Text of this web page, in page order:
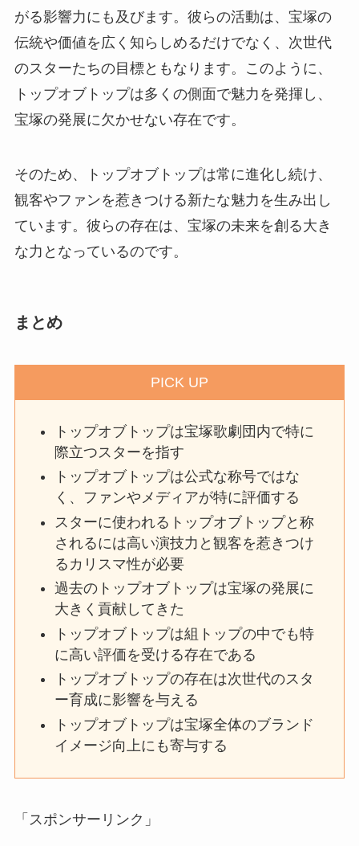
がる影響力にも及びます。彼らの活動は、宝塚の
伝統や価値を広く知らしめるだけでなく、次世代
のスターたちの目標ともなります。このように、
トップオブトップは多くの側面で魅力を発揮し、
宝塚の発展に欠かせない存在です。
そのため、トップオブトップは常に進化し続け、
観客やファンを惹きつける新たな魅力を生み出し
ています。彼らの存在は、宝塚の未来を創る大き
な力となっているのです。
まとめ
PICK UP
トップオブトップは宝塚歌劇団内で特に
際立つスターを指す
トップオブトップは公式な称号ではな
く、ファンやメディアが特に評価する
スターに使われるトップオブトップと称
されるには高い演技力と観客を惹きつけ
るカリスマ性が必要
過去のトップオブトップは宝塚の発展に
大きく貢献してきた
トップオブトップは組トップの中でも特
に高い評価を受ける存在である
トップオブトップの存在は次世代のスタ
ー育成に影響を与える
トップオブトップは宝塚全体のブランド
イメージ向上にも寄与する
「スポンサーリンク」